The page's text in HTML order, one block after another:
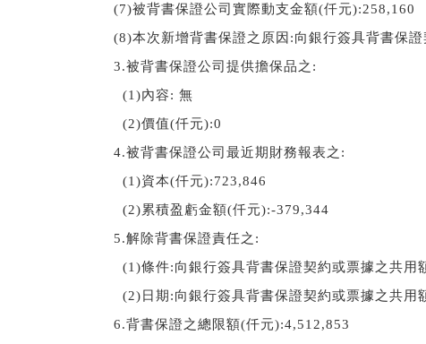
(7)被背書保證公司實際動支金額(仟元):258,160
(8)本次新增背書保證之原因:向銀行簽具背書保
3.被背書保證公司提供擔保品之:
(1)內容: 無
(2)價值(仟元):0
4.被背書保證公司最近期財務報表之:
(1)資本(仟元):723,846
(2)累積盈虧金額(仟元):-379,344
5.解除背書保證責任之:
(1)條件:向銀行簽具背書保證契約或票據之共用
(2)日期:向銀行簽具背書保證契約或票據之共用
6.背書保證之總限額(仟元):4,512,853